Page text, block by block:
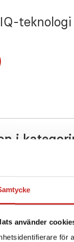
använder
för
teknologi
i
och